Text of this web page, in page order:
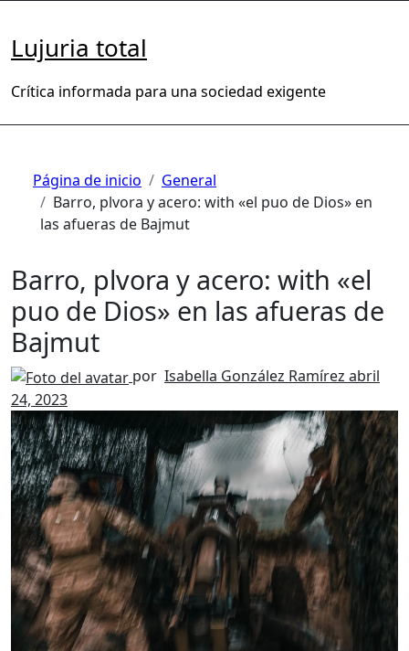
contenido
Lujuria total
Crítica informada para una sociedad exigente
Página de inicio
General
Barro, plvora y acero: with «el puo de Dios» en
las afueras de Bajmut
Barro, plvora y acero: with «el
puo de Dios» en las afueras de
Bajmut
por Isabella González Ramírez abril
24, 2023